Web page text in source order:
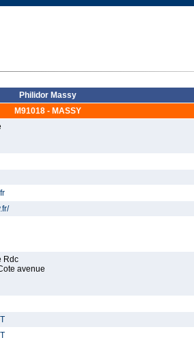
Philidor Massy
M91018 - MASSY
Rdc
avenue